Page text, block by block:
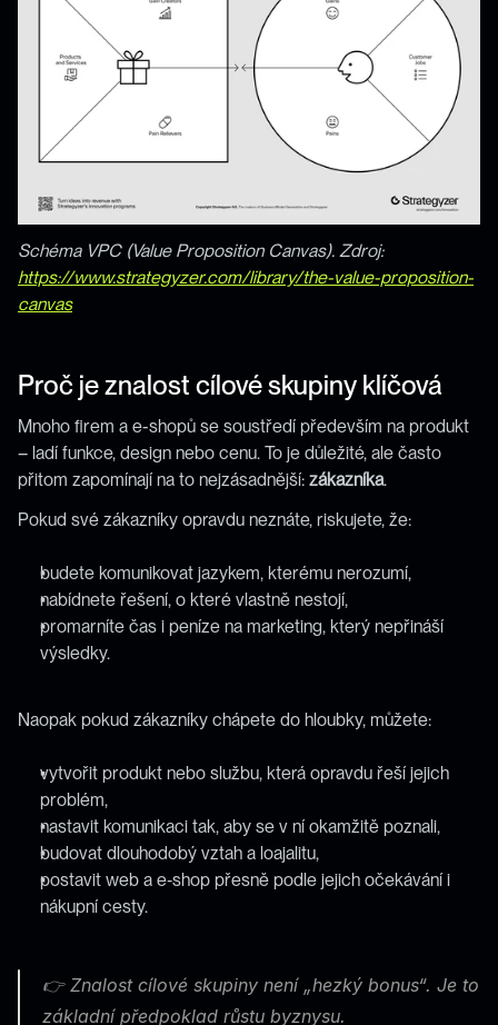
Schéma VPC (Value Proposition Canvas). Zdroj:
https://www.strategyzer.com/library/the-value-proposition-
canvas
Proč je znalost cílové skupiny klíčová
Mnoho firem a e-shopů se soustředí především na produkt
– ladí funkce, design nebo cenu. To je důležité, ale často
přitom zapomínají na to nejzásadnější: zákazníka.
Pokud své zákazníky opravdu neznáte, riskujete, že:
budete komunikovat jazykem, kterému nerozumí,
nabídnete řešení, o které vlastně nestojí,
promarníte čas i peníze na marketing, který nepřináší
výsledky.
Naopak pokud zákazníky chápete do hloubky, můžete:
vytvořit produkt nebo službu, která opravdu řeší jejich
problém,
nastavit komunikaci tak, aby se v ní okamžitě poznali,
budovat dlouhodobý vztah a loajalitu,
postavit web a e‑shop přesně podle jejich očekávání i
nákupní cesty.
👉 Znalost cílové skupiny není „hezký bonus“. Je to
základní předpoklad růstu byznysu.